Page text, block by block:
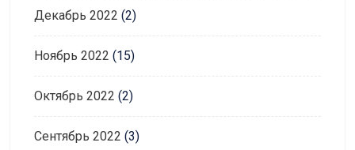
Декабрь 2022 (2)
Ноябрь 2022 (15)
Октябрь 2022 (2)
Сентябрь 2022 (3)